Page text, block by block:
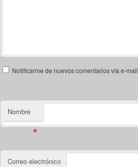
Notificarme de nuevos comentarios vía e-mail
Nombre
*
Correo electrónico